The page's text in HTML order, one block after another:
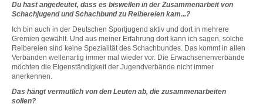
Du hast angedeutet, dass es bisweilen in der Zusammenarbeit von
Schachjugend und Schachbund zu Reibereien kam...?
Ich bin auch in der Deutschen Sportjugend aktiv und dort in mehrere
Gremien gewählt. Und aus meiner Erfahrung dort kann ich sagen, solche
Reibereien sind keine Spezialität des Schachbundes. Das kommt in allen
Verbänden wellenartig immer mal wieder vor. Die Erwachsenenverbände
möchten die Eigenständigkeit der Jugendverbände nicht immer
anerkennen.
Das hängt vermutlich von den Leuten ab, die zusammenarbeiten
sollen?